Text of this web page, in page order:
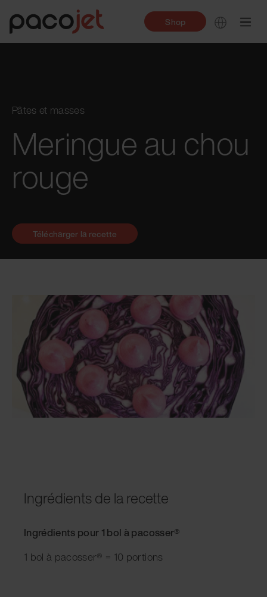
Shop
Pâtes et masses
Meringue au chou
rouge
Ingrédients de la recette
Ingrédients pour 1 bol à pacosser®
1 bol à pacosser® = 10 portions
Télécharger la recette